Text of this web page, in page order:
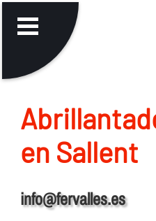
en Sallent
info@fervalles.es